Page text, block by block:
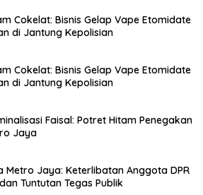
Cokelat: Bisnis Gelap Vape Etomidate
di Jantung Kepolisian
Cokelat: Bisnis Gelap Vape Etomidate
di Jantung Kepolisian
Faisal: Potret Hitam Penegakan
Jaya
Metro Jaya: Keterlibatan Anggota DPR
Tuntutan Tegas Publik